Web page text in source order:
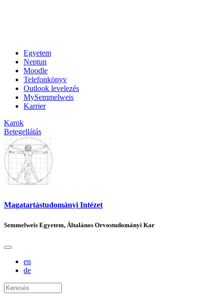
Egyetem
Neptun
Moodle
Telefonkönyv
Outlook levelezés
MySemmelweis
Karrier
Karok
Betegellátás
Magatartástudományi Intézet
Semmelweis Egyetem, Általános Orvostudományi Kar
en
de